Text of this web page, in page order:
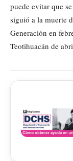
puede evitar que
siguió a la muerte
Generación en
Teotihuacán de